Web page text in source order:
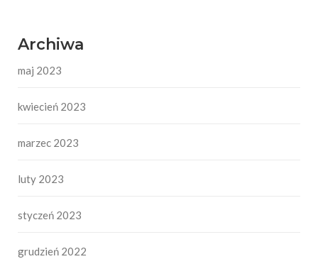
Archiwa
maj 2023
kwiecień 2023
marzec 2023
luty 2023
styczeń 2023
grudzień 2022